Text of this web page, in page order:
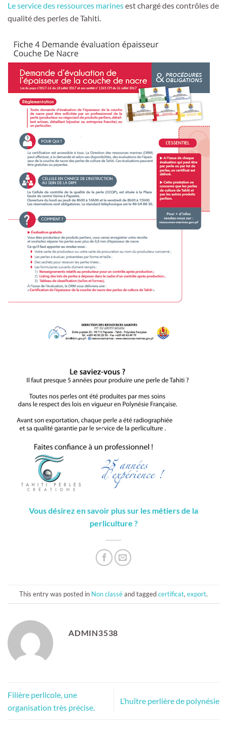
Le service des ressources marinesest chargé des contrôles de
qualité des perles de Tahiti.
Vous désirez en savoir plus sur les métiers de la
perliculture ?
This entry was posted in Non classéand taggedcertificat, export.
ADMIN3538
Filière perlicole, une
organisation très précise.
L’huître perlière de polynésie